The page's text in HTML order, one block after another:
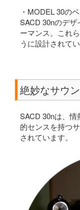
・MODEL 30の
SACD 30nのデ
ーマンス。これ
うに設計されてい
絶妙なサウ
SACD 30nは、
的センスを持つ
されています。